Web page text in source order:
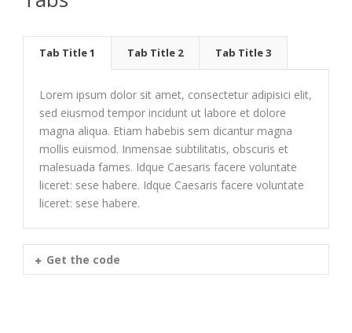
Tab Title 1 Tab Title 2 Tab Title 3
Lorem ipsum dolor sit amet, consectetur adipisici elit,
sed eiusmod tempor incidunt ut labore et dolore
magna aliqua. Etiam habebis sem dicantur magna
mollis euismod. Inmensae subtilitatis, obscuris et
malesuada fames. Idque Caesaris facere voluntate
liceret: sese habere. Idque Caesaris facere voluntate
liceret: sese habere.
Get the code